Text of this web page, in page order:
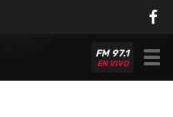
FM 97.1
EN VIVO